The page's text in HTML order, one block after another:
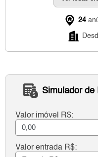
24
Simulador de
Valor imóvel R$:
Valor entrada R$: